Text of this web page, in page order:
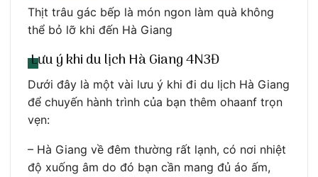
Thịt trâu gác bếp là món ngon làm quà không
thể bỏ lỡ khi đến Hà Giang
Lưu ý khi du lịch Hà Giang 4N3Đ
Dưới đây là một vài lưu ý khi đi du lịch Hà Giang
để chuyến hành trình của bạn thêm ohaanf trọn
vẹn:
– Hà Giang về đêm thường rất lạnh, có nơi nhiệt
độ xuống âm do đó bạn cần mang đủ áo ấm,